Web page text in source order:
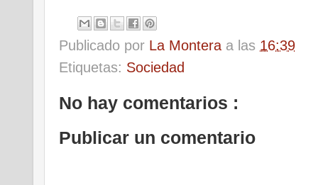
Publicado por La Montera a las 16:39
Etiquetas: Sociedad
No hay comentarios :
Publicar un comentario